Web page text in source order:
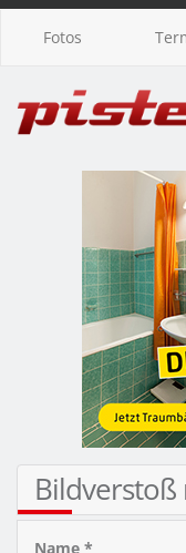
Fotos
Bildverstoß
Name *